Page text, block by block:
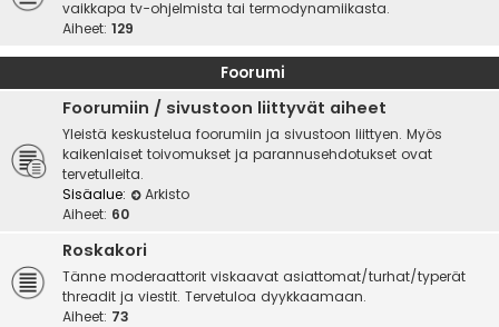
vaikkapa tv-ohjelmista tai termodynamiikasta.
Aiheet: 129
Foorumi
Foorumiin / sivustoon liittyvät aiheet
Yleistä keskustelua foorumiin ja sivustoon liittyen. Myös
kaikenlaiset toivomukset ja parannusehdotukset ovat
tervetulleita.
Sisäalue:
Arkisto
Aiheet: 60
Roskakori
Tänne moderaattorit viskaavat asiattomat/turhat/typerät
threadit ja viestit. Tervetuloa dyykkaamaan.
Aiheet: 73